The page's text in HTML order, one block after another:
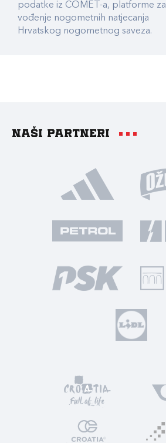
podatke iz COMET-a, platforme za
vođenje nogometnih natjecanja
Hrvatskog nogometnog saveza.
Naši partneri